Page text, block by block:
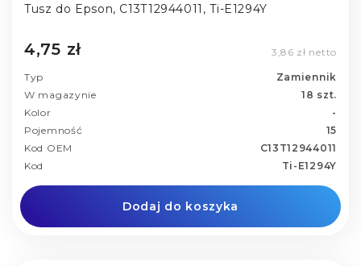
Tusz do Epson, C13T12944011, Ti-E1294Y
4,75 zł 3,86 zł netto
Typ
Zamiennik
W magazynie
18 szt.
Kolor
-
Pojemność
15
Kod OEM
C13T12944011
Kod
Ti-E1294Y
Dodaj do koszyka